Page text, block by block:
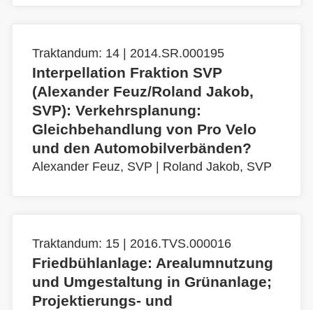
Traktandum: 14 | 2014.SR.000195
Interpellation Fraktion SVP
(Alexander Feuz/Roland Jakob,
SVP): Verkehrsplanung:
Gleichbehandlung von Pro Velo
und den Automobilverbänden?
Alexander Feuz, SVP Roland Jakob, SVP
Traktandum: 15 | 2016.TVS.000016
Friedbühlanlage: Arealumnutzung
und Umgestaltung in Grünanlage;
Projektierungs- und